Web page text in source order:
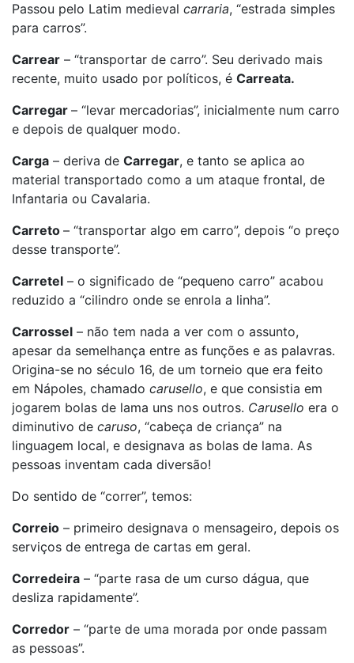
Passou pelo Latim medieval carraria, “estrada simples
para carros”.
Carrear – “transportar de carro”. Seu derivado mais
recente, muito usado por políticos, é Carreata.
Carregar – “levar mercadorias”, inicialmente num carro
e depois de qualquer modo.
Carga – deriva de Carregar, e tanto se aplica ao
material transportado como a um ataque frontal, de
Infantaria ou Cavalaria.
Carreto – “transportar algo em carro”, depois “o preço
desse transporte”.
Carretel – o significado de “pequeno carro” acabou
reduzido a “cilindro onde se enrola a linha”.
Carrossel – não tem nada a ver com o assunto,
apesar da semelhança entre as funções e as palavras.
Origina-se no século 16, de um torneio que era feito
em Nápoles, chamado carusello, e que consistia em
jogarem bolas de lama uns nos outros. Carusello era o
diminutivo de caruso, “cabeça de criança” na
linguagem local, e designava as bolas de lama. As
pessoas inventam cada diversão!
Do sentido de “correr”, temos:
Correio – primeiro designava o mensageiro, depois os
serviços de entrega de cartas em geral.
Corredeira – “parte rasa de um curso dágua, que
desliza rapidamente”.
Corredor – “parte de uma morada por onde passam
as pessoas”.